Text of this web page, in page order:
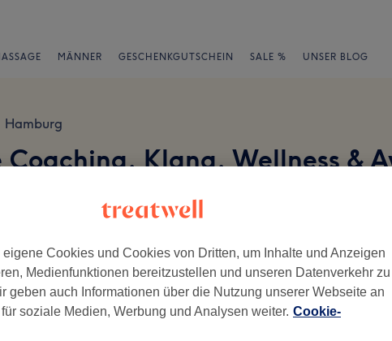
MÄNNER GESCHENKGUTSCHEIN SALE % UNSER BLOG
Hamburg
Coaching, Klang, Wellness &
Cookies und Cookies von Dritten, um Inhalte und Anzeigen
Medienfunktionen bereitzustellen und unseren Datenverkehr zu
geben auch Informationen über die Nutzung unserer Webseite an
soziale Medien, Werbung und Analysen weiter. Cookie-